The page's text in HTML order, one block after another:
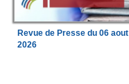
Revue de Presse du 06 aout
2026